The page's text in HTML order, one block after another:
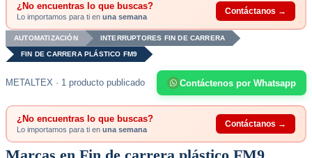
¿No encuentras lo que buscas?
Lo importamos para ti en una semana
Contáctanos →
AUTOMATIZACIÓN INTERRUPTORES FIN DE CARRERA
FIN DE CARRERA PLÁSTICO FM9
METALTEX · 1 producto publicado Contáctenos por Whatsapp
¿No encuentras lo que buscas?
Lo importamos para ti en una semana
Contáctanos →